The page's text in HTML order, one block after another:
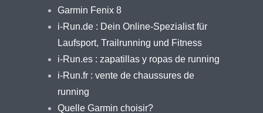
Garmin Fenix 8
i-Run.de : Dein Online-Spezialist für
Laufsport, Trailrunning und Fitness
i-Run.es : zapatillas y ropas de running
i-Run.fr : vente de chaussures de
running
Quelle Garmin choisir?